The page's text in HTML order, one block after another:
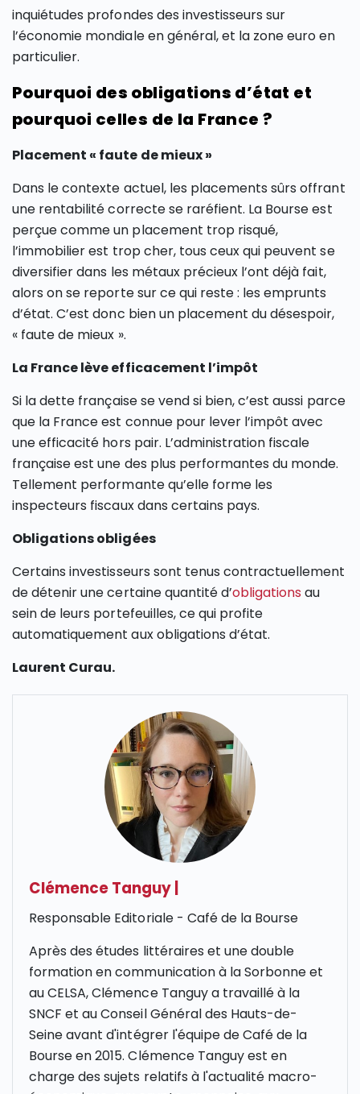
inquiétudes profondes des investisseurs sur
l’économie mondiale en général, et la zone euro en
particulier.
Pourquoi des obligations d’état et
pourquoi celles de la France ?
Placement « faute de mieux »
Dans le contexte actuel, les placements sûrs offrant
une rentabilité correcte se raréfient. La Bourse est
perçue comme un placement trop risqué,
l’immobilier est trop cher, tous ceux qui peuvent se
diversifier dans les métaux précieux l’ont déjà fait,
alors on se reporte sur ce qui reste : les emprunts
d’état. C’est donc bien un placement du désespoir,
« faute de mieux ».
La France lève efficacement l’impôt
Si la dette française se vend si bien, c’est aussi parce
que la France est connue pour lever l’impôt avec
une efficacité hors pair. L’administration fiscale
française est une des plus performantes du monde.
Tellement performante qu’elle forme les
inspecteurs fiscaux dans certains pays.
Obligations obligées
Certains investisseurs sont tenus contractuellement
de détenir une certaine quantité d’obligations au
sein de leurs portefeuilles, ce qui profite
automatiquement aux obligations d’état.
Laurent Curau.
Clémence Tanguy
Responsable Editoriale - Café de la Bourse
Après des études littéraires et une double
formation en communication à la Sorbonne et
au CELSA, Clémence Tanguy a travaillé à la
SNCF et au Conseil Général des Hauts-de-
Seine avant d'intégrer l'équipe de Café de la
Bourse en 2015. Clémence Tanguy est en
charge des sujets relatifs à l'actualité macro-